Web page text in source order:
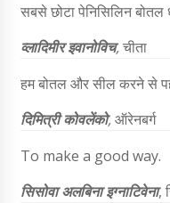
सबसे छोटा पेनिसिलिन
व्लादिमीर इवानोविच,चीता
हम बोतल और सील करने से
दिमित्री कोवलेंको,ऑरेनबर्ग
To make a good way.
सिसोवाअलबिना इग्नाटिवेना,